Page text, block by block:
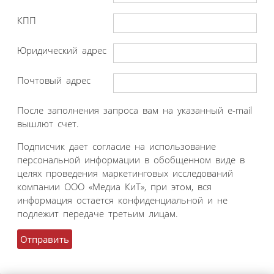
КПП
Юридический адрес
Почтовый адрес
После заполнения запроса вам на указанный e-mail
вышлют счет.
Подписчик дает согласие на использование
персональной информации в обобщенном виде в
целях проведения маркетинговых исследований
компании ООО «Медиа КиТ», при этом, вся
информация остается конфиденциальной и не
подлежит передаче третьим лицам.